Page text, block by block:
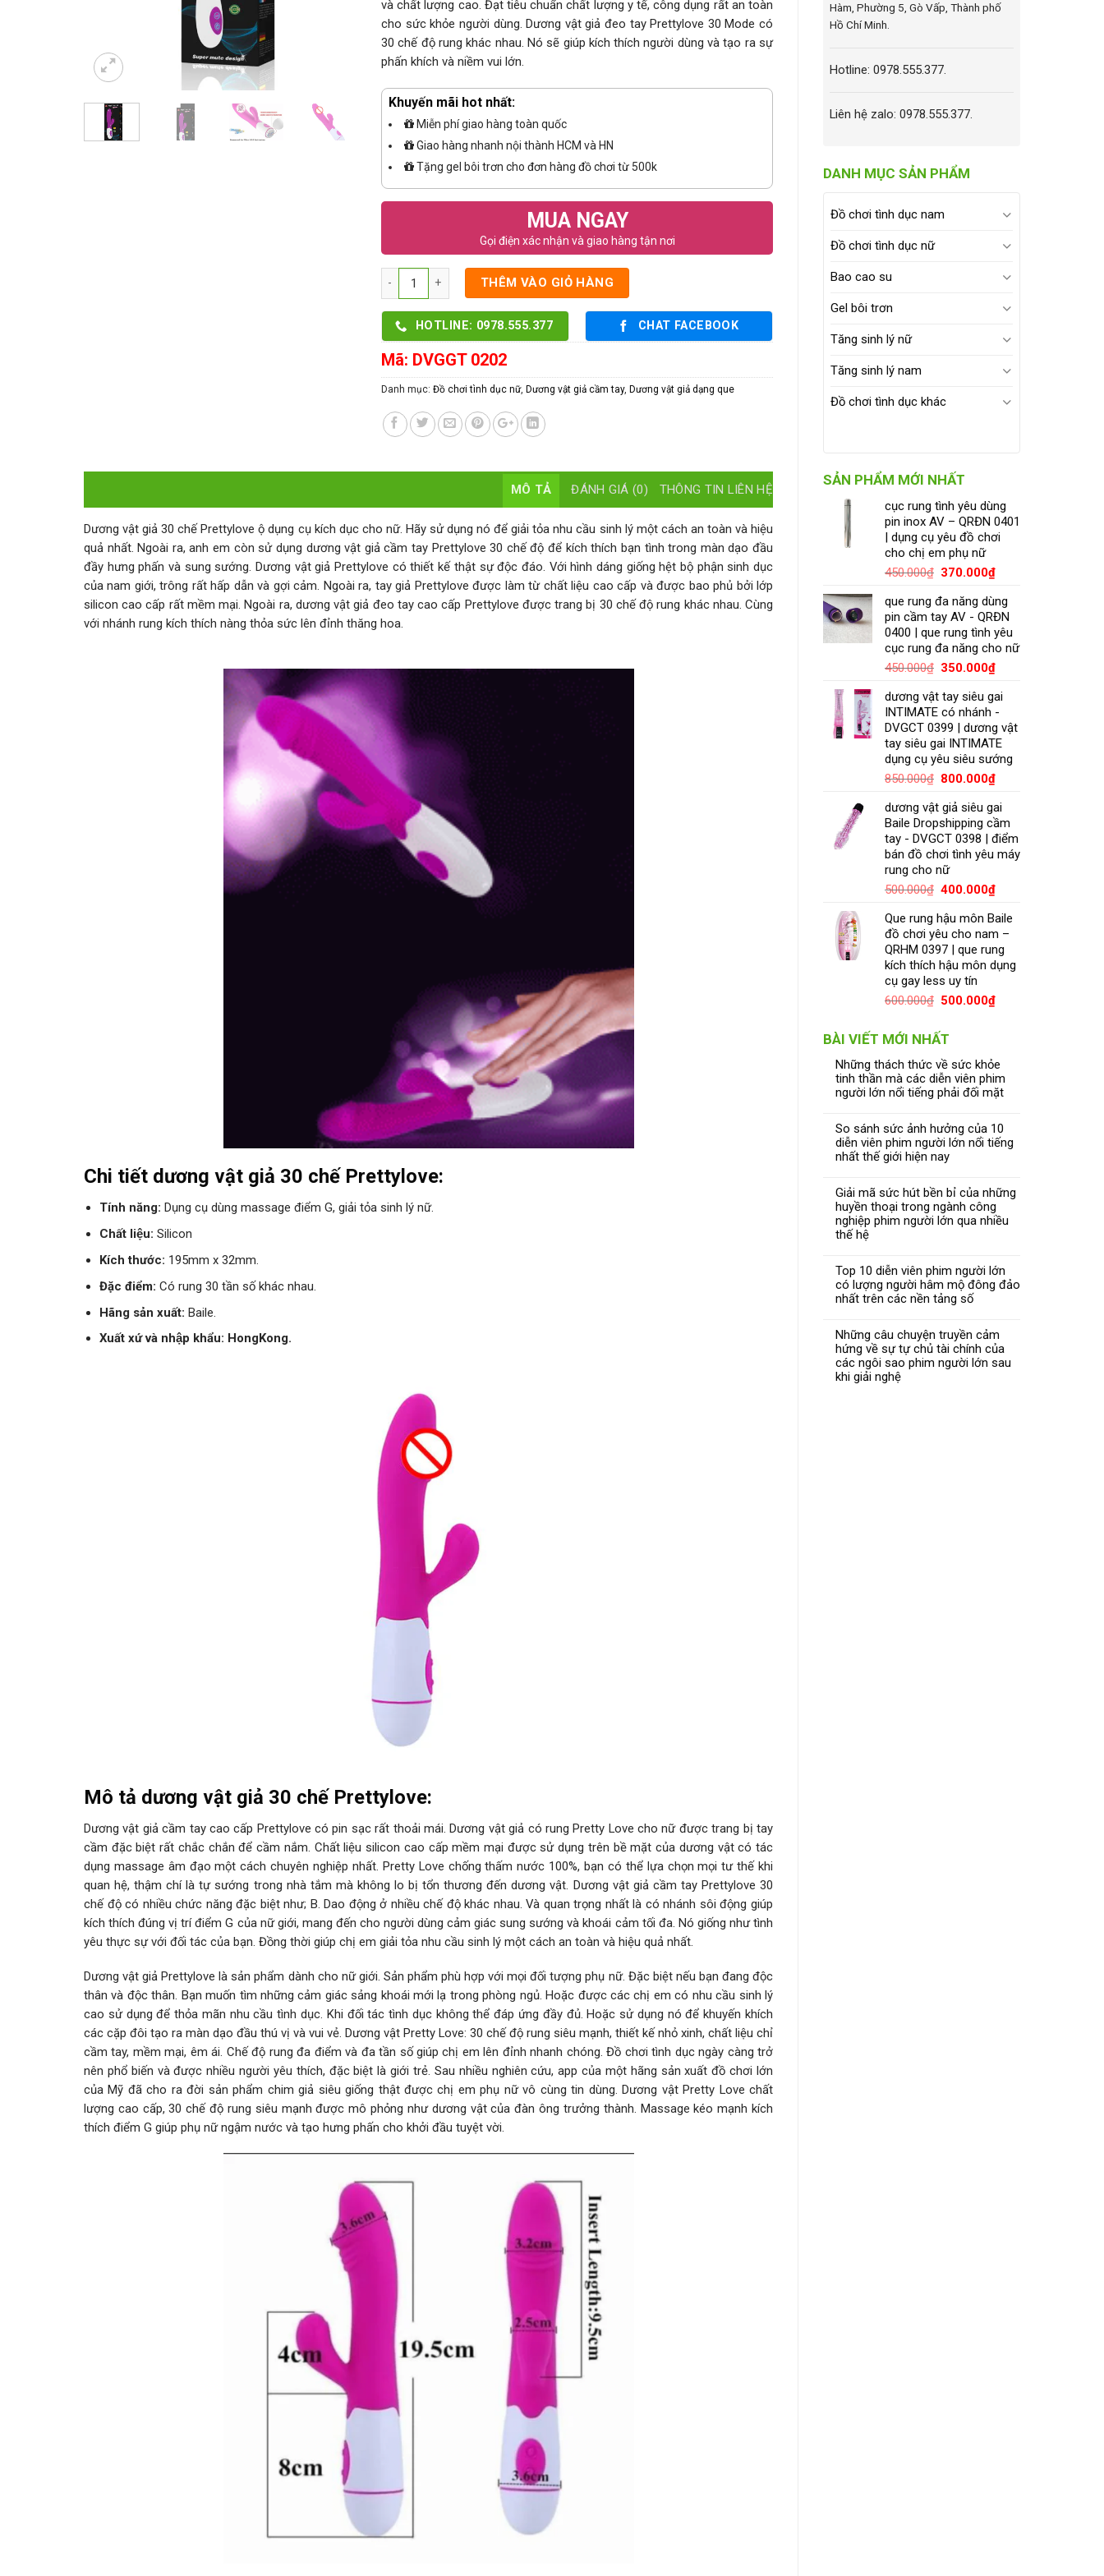
Hàm, Phường 5, Gò Vấp, Thành phố
Hồ Chí Minh.
Hotline: 0978.555.377.
Liên hệ zalo: 0978.555.377.
DANH MỤC SẢN PHẨM
Đồ chơi tình dục nam
Đồ chơi tình dục nữ
Bao cao su
Gel bôi trơn
Tăng sinh lý nữ
Tăng sinh lý nam
Đồ chơi tình dục khác
SẢN PHẨM MỚI NHẤT
cục rung tình yêu dùng
pin inox AV – QRĐN 0401
| dụng cụ yêu đồ chơi
cho chị em phụ nữ
450.000₫ 370.000₫
que rung đa năng dùng
pin cầm tay AV - QRĐN
0400 | que rung tình yêu
cục rung đa năng cho nữ
450.000₫ 350.000₫
dương vật tay siêu gai
INTIMATE có nhánh -
DVGCT 0399 | dương vật
tay siêu gai INTIMATE
dụng cụ yêu siêu sướng
850.000₫ 800.000₫
dương vật giả siêu gai
Baile Dropshipping cầm
tay - DVGCT 0398 | điểm
bán đồ chơi tình yêu máy
rung cho nữ
500.000₫ 400.000₫
Que rung hậu môn Baile
đồ chơi yêu cho nam –
QRHM 0397 | que rung
kích thích hậu môn dụng
cụ gay less uy tín
600.000₫ 500.000₫
BÀI VIẾT MỚI NHẤT
Những thách thức về sức khỏe
tinh thần mà các diễn viên phim
người lớn nổi tiếng phải đối mặt
So sánh sức ảnh hưởng của 10
diễn viên phim người lớn nổi tiếng
nhất thế giới hiện nay
Giải mã sức hút bền bỉ của những
huyền thoại trong ngành công
nghiệp phim người lớn qua nhiều
thế hệ
Top 10 diễn viên phim người lớn
có lượng người hâm mộ đông đảo
nhất trên các nền tảng số
Những câu chuyện truyền cảm
hứng về sự tự chủ tài chính của
các ngôi sao phim người lớn sau
khi giải nghệ
và chất lượng cao. Đạt tiêu chuẩn chất lượng y tế, công dụng rất an toàn
cho sức khỏe người dùng. Dương vật giả đeo tay Prettylove 30 Mode có
30 chế độ rung khác nhau. Nó sẽ giúp kích thích người dùng và tạo ra sự
phấn khích và niềm vui lớn.
Khuyến mãi hot nhất:
Miễn phí giao hàng toàn quốc
Giao hàng nhanh nội thành HCM và HN
Tặng gel bôi trơn cho đơn hàng đồ chơi từ 500k
MUA NGAY
Gọi điện xác nhận và giao hàng tận nơi
Số lượng THÊM VÀO GIỎ HÀNG
HOTLINE: 0978.555.377 CHAT FACEBOOK
Mã: DVGGT 0202
Danh mục:Đồ chơi tình dục nữ, Dương vật giả cầm tay, Dương vật giả dạng que
MÔ TẢ ĐÁNH GIÁ (0) THÔNG TIN LIÊN HỆ
Dương vật giả 30 chế Prettylove ộ dụng cụ kích dục cho nữ. Hãy sử dụng nó để giải tỏa nhu cầu sinh lý một cách an toàn và hiệu
quả nhất. Ngoài ra, anh em còn sử dụng dương vật giả cầm tay Prettylove 30 chế độ để kích thích bạn tình trong màn dạo đầu
đầy hưng phấn và sung sướng. Dương vật giả Prettylove có thiết kế thật sự độc đáo. Với hình dáng giống hệt bộ phận sinh dục
của nam giới, trông rất hấp dẫn và gợi cảm. Ngoài ra, tay giả Prettylove được làm từ chất liệu cao cấp và được bao phủ bởi lớp
silicon cao cấp rất mềm mại. Ngoài ra, dương vật giả đeo tay cao cấp Prettylove được trang bị 30 chế độ rung khác nhau. Cùng
với nhánh rung kích thích nàng thỏa sức lên đỉnh thăng hoa.
Chi tiết dương vật giả 30 chế Prettylove:
Tính năng: Dụng cụ dùng massage điểm G, giải tỏa sinh lý nữ.
Chất liệu: Silicon
Kích thước: 195mm x 32mm.
Đặc điểm: Có rung 30 tần số khác nhau.
Hãng sản xuất: Baile.
Xuất xứ và nhập khẩu: HongKong.
Mô tả dương vật giả 30 chế Prettylove:
Dương vật giả cầm tay cao cấp Prettylove có pin sạc rất thoải mái. Dương vật giả có rung Pretty Love cho nữ được trang bị tay
cầm đặc biệt rất chắc chắn để cầm nắm. Chất liệu silicon cao cấp mềm mại được sử dụng trên bề mặt của dương vật có tác
dụng massage âm đạo một cách chuyên nghiệp nhất. Pretty Love chống thấm nước 100%, bạn có thể lựa chọn mọi tư thế khi
quan hệ, thậm chí là tự sướng trong nhà tắm mà không lo bị tổn thương đến dương vật. Dương vật giả cầm tay Prettylove 30
chế độ có nhiều chức năng đặc biệt như; B. Dao động ở nhiều chế độ khác nhau. Và quan trọng nhất là có nhánh sôi động giúp
kích thích đúng vị trí điểm G của nữ giới, mang đến cho người dùng cảm giác sung sướng và khoái cảm tối đa. Nó giống như tình
yêu thực sự với đối tác của bạn. Đồng thời giúp chị em giải tỏa nhu cầu sinh lý một cách an toàn và hiệu quả nhất.
Dương vật giả Prettylove là sản phẩm dành cho nữ giới. Sản phẩm phù hợp với mọi đối tượng phụ nữ. Đặc biệt nếu bạn đang độc
thân và độc thân. Bạn muốn tìm những cảm giác sảng khoái mới lạ trong phòng ngủ. Hoặc được các chị em có nhu cầu sinh lý
cao sử dụng để thỏa mãn nhu cầu tình dục. Khi đối tác tình dục không thể đáp ứng đầy đủ. Hoặc sử dụng nó để khuyến khích
các cặp đôi tạo ra màn dạo đầu thú vị và vui vẻ. Dương vật Pretty Love: 30 chế độ rung siêu mạnh, thiết kế nhỏ xinh, chất liệu chỉ
cầm tay, mềm mại, êm ái. Chế độ rung đa điểm và đa tần số giúp chị em lên đỉnh nhanh chóng. Đồ chơi tình dục ngày càng trở
nên phổ biến và được nhiều người yêu thích, đặc biệt là giới trẻ. Sau nhiều nghiên cứu, app của một hãng sản xuất đồ chơi lớn
của Mỹ đã cho ra đời sản phẩm chim giả siêu giống thật được chị em phụ nữ vô cùng tin dùng. Dương vật Pretty Love chất
lượng cao cấp, 30 chế độ rung siêu mạnh được mô phỏng như dương vật của đàn ông trưởng thành. Massage kéo mạnh kích
thích điểm G giúp phụ nữ ngậm nước và tạo hưng phấn cho khởi đầu tuyệt vời.